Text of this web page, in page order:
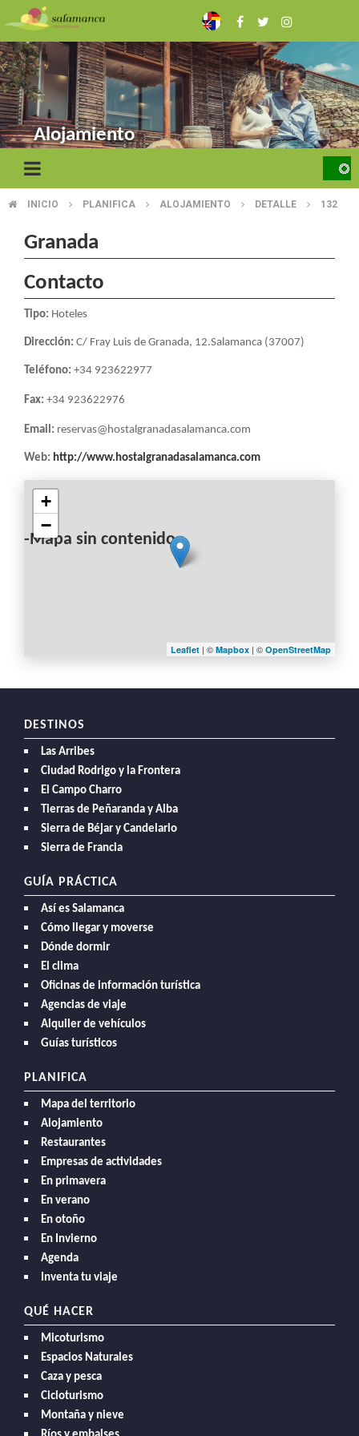
Pasar
al
contenido
principal
Alojamiento
SOBRESCRIBIR
ENLACES
DE
AYUDA
LA
NAVEGACIÓN
INICIO PLANIFICA ALOJAMIENTO DETALLE 132
Granada
Contacto
Tipo: Hoteles
Dirección: C/ Fray Luis de Granada, 12.Salamanca (37007)
Teléfono: +34 923622977
Fax: +34 923622976
Email: reservas@hostalgranadasalamanca.com
Web: http://www.hostalgranadasalamanca.com
-Mapa sin contenido-
+
−
Leaflet | © Mapbox | © OpenStreetMap
DESTINOS
Las Arribes
Ciudad Rodrigo y la Frontera
El Campo Charro
Tierras de Peñaranda y Alba
Sierra de Béjar y Candelario
Sierra de Francia
GUÍA PRÁCTICA
Así es Salamanca
Cómo llegar y moverse
Dónde dormir
El clima
Oficinas de información turística
Agencias de viaje
Alquiler de vehículos
Guías turísticos
PLANIFICA
Mapa del territorio
Alojamiento
Restaurantes
Empresas de actividades
En primavera
En verano
En otoño
En Invierno
Agenda
Inventa tu viaje
QUÉ HACER
Micoturismo
Espacios Naturales
Caza y pesca
Cicloturismo
Montaña y nieve